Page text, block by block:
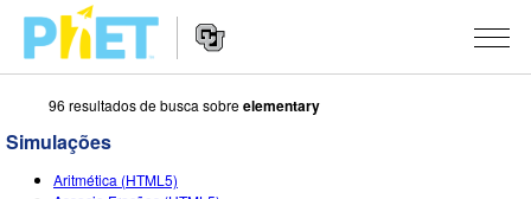
Busca
Portal
PhET
SIMULAÇÕES
96 resultados de busca sobreelementary
Simulações
Aritmética (HTML5)